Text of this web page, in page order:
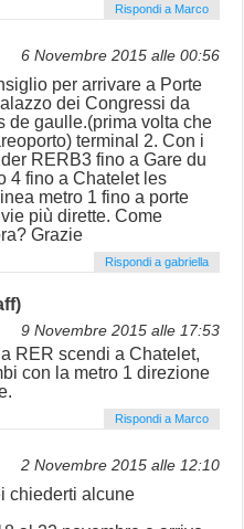
Rispondi a Marco
6 Novembre 2015 alle 00:56
per arrivare a Porte
dei Congressi da
de gaulle.(prima volta che
terminal 2. Con i
RERB3 fino a Gare du
4 fino a Chatelet les
metro 1 fino a porte
più dirette. Come
Grazie
Rispondi a gabriella
9 Novembre 2015 alle 17:53
RER scendi a Chatelet,
con la metro 1 direzione
Rispondi a Marco
2 Novembre 2015 alle 12:10
chiederti alcune